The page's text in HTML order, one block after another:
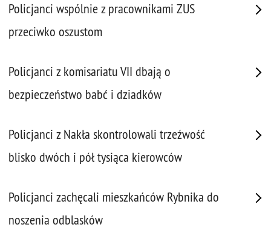
Policjanci wspólnie z pracownikami ZUS
przeciwko oszustom
Policjanci z komisariatu VII dbają o
bezpieczeństwo babć i dziadków
Policjanci z Nakła skontrolowali trzeźwość
blisko dwóch i pół tysiąca kierowców
Policjanci zachęcali mieszkańców Rybnika do
noszenia odblasków